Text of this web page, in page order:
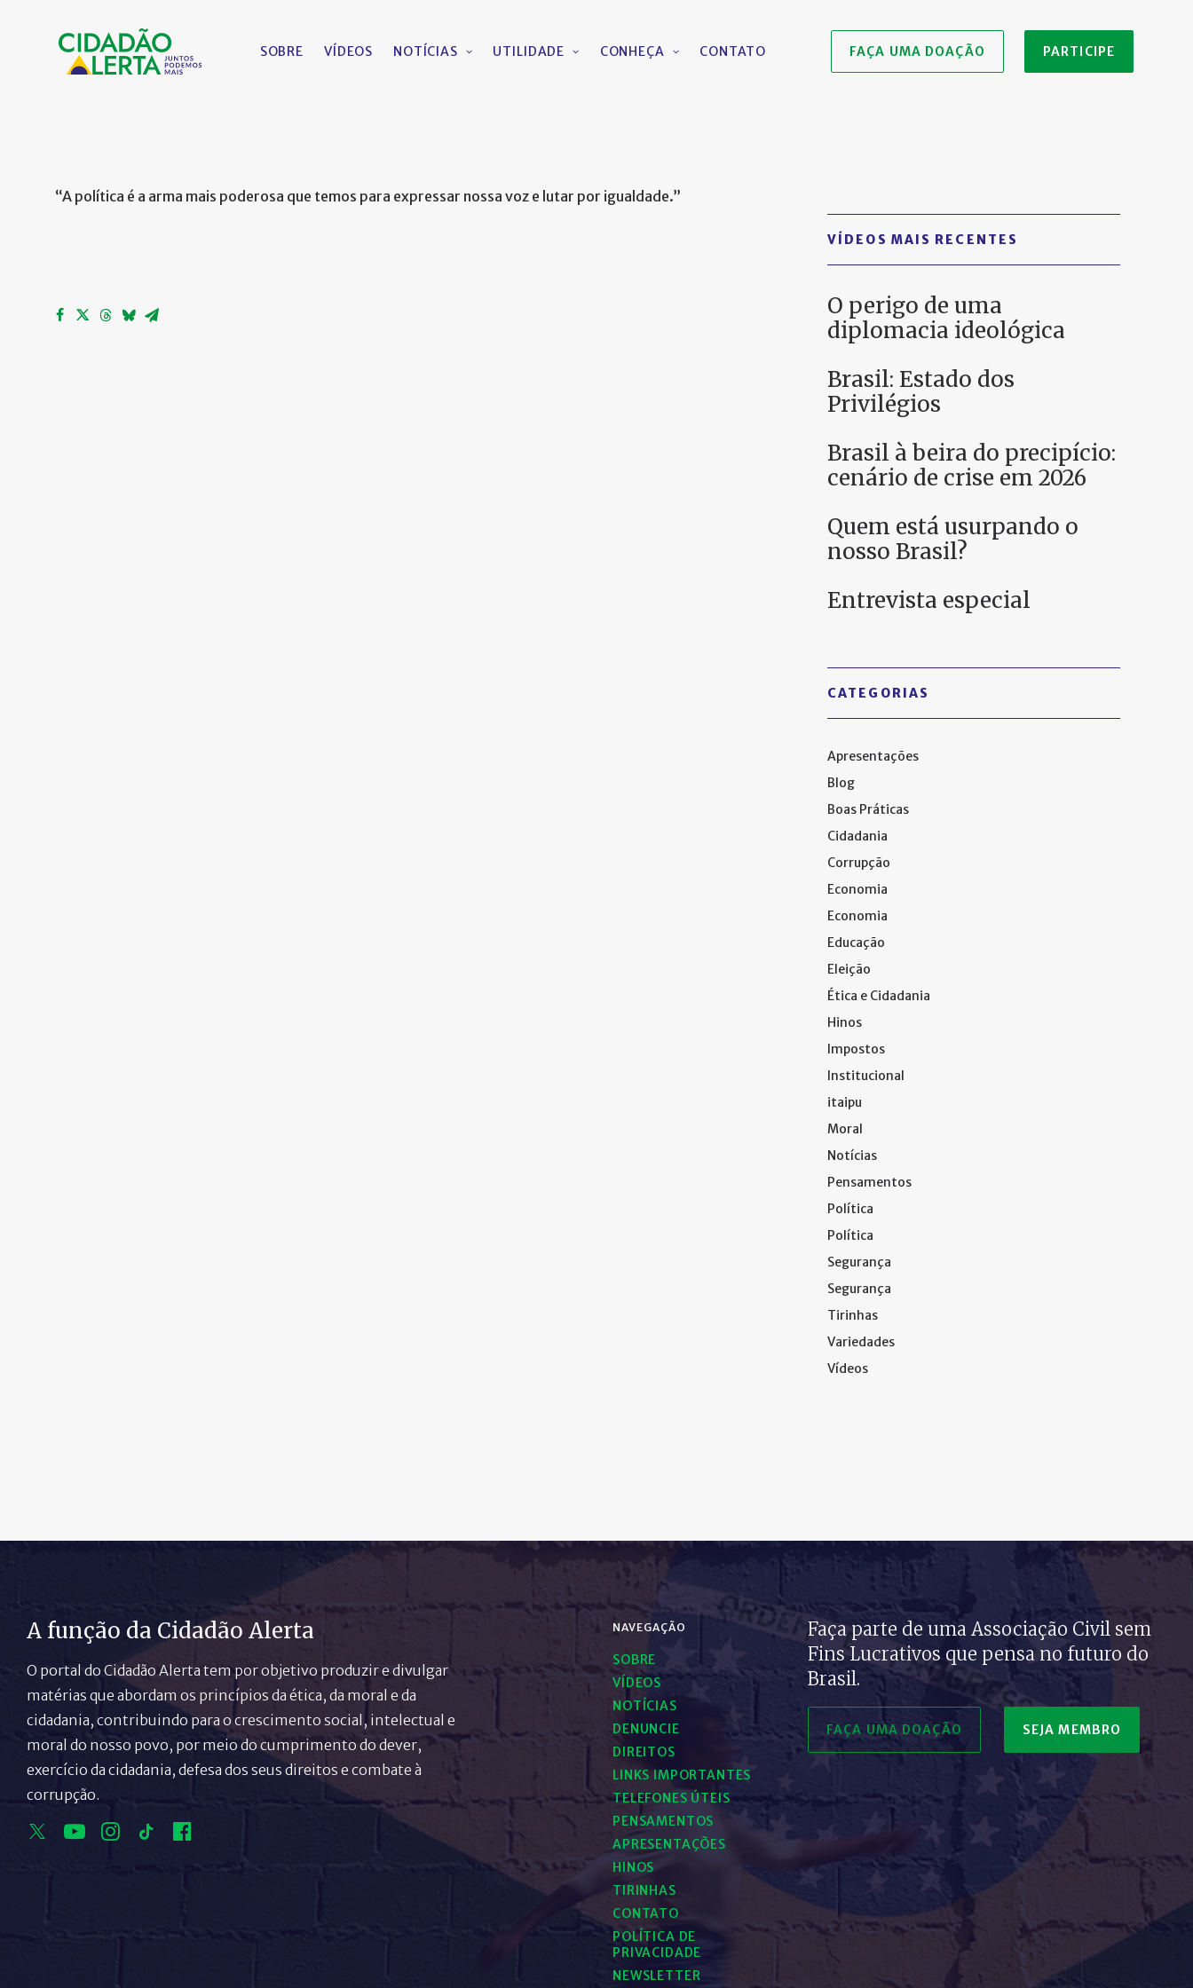
SOBRE VÍDEOS NOTÍCIAS UTILIDADE CONHEÇA CONTATO FAÇA UMA DOAÇÃO PARTICIPE
“A política é a arma mais poderosa que temos para expressar nossa voz e lutar por igualdade.”
VÍDEOS MAIS RECENTES
O perigo de uma
diplomacia ideológica
Brasil: Estado dos
Privilégios
Brasil à beira do precipício:
cenário de crise em 2026
Quem está usurpando o
nosso Brasil?
Entrevista especial
CATEGORIAS
Apresentações
Blog
Boas Práticas
Cidadania
Corrupção
Economia
Economia
Educação
Eleição
Ética e Cidadania
Hinos
Impostos
Institucional
itaipu
Moral
Notícias
Pensamentos
Política
Política
Segurança
Segurança
Tirinhas
Variedades
Vídeos
A função da Cidadão Alerta
O portal do Cidadão Alerta tem por objetivo produzir e divulgar
matérias que abordam os princípios da ética, da moral e da
cidadania, contribuindo para o crescimento social, intelectual e
moral do nosso povo, por meio do cumprimento do dever,
exercício da cidadania, defesa dos seus direitos e combate à
corrupção.
NAVEGAÇÃO
SOBRE
VÍDEOS
NOTÍCIAS
DENUNCIE
DIREITOS
LINKS IMPORTANTES
TELEFONES ÚTEIS
PENSAMENTOS
APRESENTAÇÕES
HINOS
TIRINHAS
CONTATO
POLÍTICA DE
PRIVACIDADE
NEWSLETTER
Faça parte de uma Associação Civil sem
Fins Lucrativos que pensa no futuro do
Brasil.
FAÇA UMA DOAÇÃO SEJA MEMBRO